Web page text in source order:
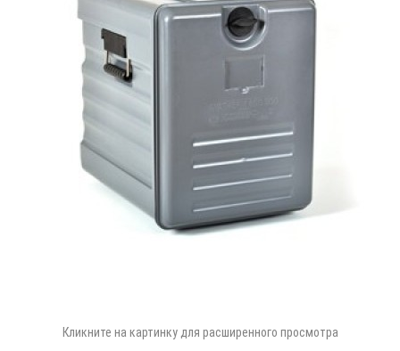
Кликните на картинку для расширенного просмотра